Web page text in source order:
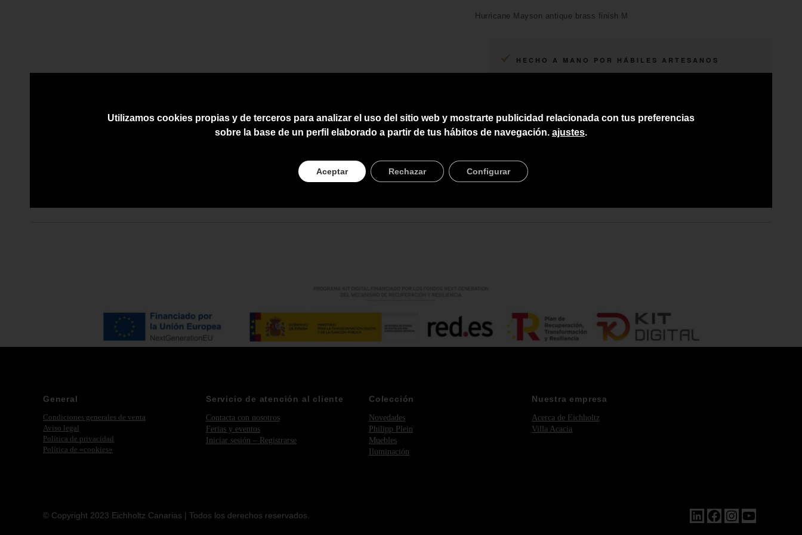
Hurricane Mayson antique brass finish M
HECHO A MANO POR HÁBILES ARTESANOS
PRECIO DEL PRODUCTO NO INCLUYE IGIC
General
Condiciones generales de venta
Aviso legal
Política de privacidad
Política de «cookies»
Servicio de atención al cliente
Contacta con nosotros
Ferias y eventos
Iniciar sesión – Registrarse
Colección
Novedades
Philipp Plein
Muebles
Iluminación
Nuestra empresa
Acerca de Eichholtz
Villa Acacia
© Copyright 2023 Eichholtz Canarias | Todos los derechos reservados. LinkedIn
Facebook
Instagram
YouTube
Utilizamos cookies propias y de terceros para analizar el uso del sitio web y mostrarte publicidad relacionada con tus preferencias
sobre la base de un perfil elaborado a partir de tus hábitos de navegación. ajustes.
Aceptar Rechazar Configurar